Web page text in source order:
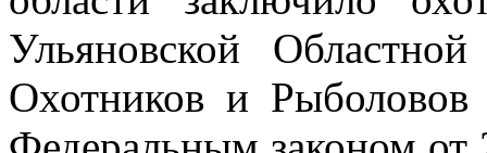
Ульяновской
Охотников и